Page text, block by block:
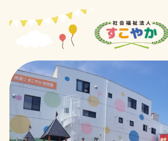
園について
お知らせ
入園について